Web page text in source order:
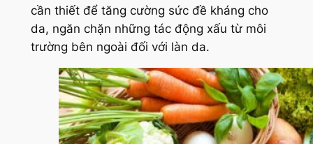
cần thiết để tăng cường sức đề kháng cho
da, ngăn chặn những tác động xấu từ môi
trường bên ngoài đối với làn da.